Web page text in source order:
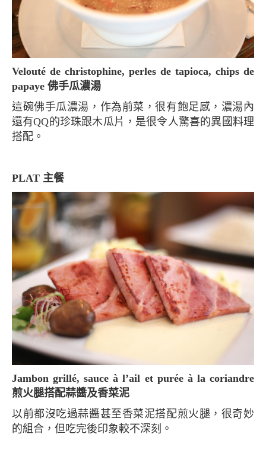
Velouté de christophine, perles de tapioca, chips de
papaye 佛手瓜濃湯
這碗佛手瓜濃湯，作為前菜，很有飽足感，濃湯內
還有QQ的珍珠跟木瓜片，是很令人驚喜的異國料理
搭配。
PLAT 主餐
Jambon grillé, sauce à l’ail et purée à la coriandre
煎火腿搭配蒜醬及香菜泥
以前都沒吃過蒜醬甚至香菜泥搭配煎火腿，很奇妙
的組合，但吃完後印象較不深刻。